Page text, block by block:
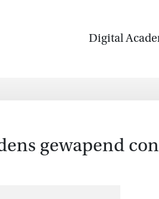
Digital
gewapend